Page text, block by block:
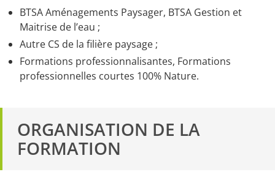
BTSA Aménagements Paysager, BTSA Gestion et
Maitrise de l’eau ;
Autre CS de la filière paysage ;
Formations professionnalisantes, Formations
professionnelles courtes 100% Nature.
ORGANISATION DE LA
FORMATION